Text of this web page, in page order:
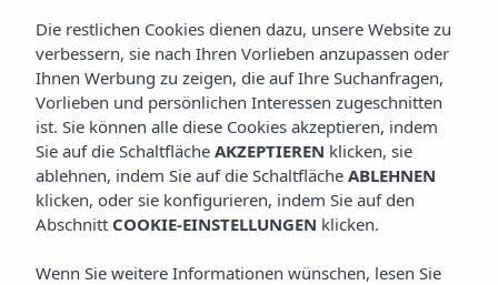
GALERIE
Die restlichen Cookies dienen dazu, unsere Website zu
verbessern, sie nach Ihren Vorlieben anzupassen oder
Ihnen Werbung zu zeigen, die auf Ihre Suchanfragen,
Vorlieben und persönlichen Interessen zugeschnitten
ist. Sie können alle diese Cookies akzeptieren, indem
Sie auf die Schaltfläche AKZEPTIEREN klicken, sie
ablehnen, indem Sie auf die Schaltfläche ABLEHNEN
klicken, oder sie konfigurieren, indem Sie auf den
Abschnitt COOKIE-EINSTELLUNGEN klicken.
Wenn Sie weitere Informationen wünschen, lesen Sie